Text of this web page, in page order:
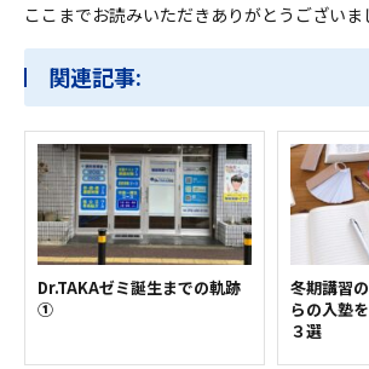
ここまでお読みいただきありがとうござい
関連記事:
Dr.TAKAゼミ誕生までの軌跡
①
冬期講習
らの入塾
３選